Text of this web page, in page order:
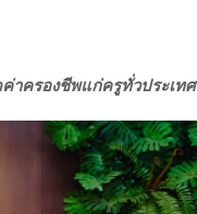
าครองชีพแก่ครูทั่วประเทศ